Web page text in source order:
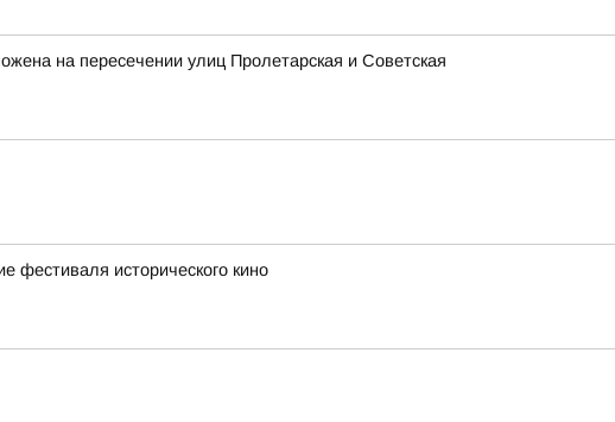
на пересечении улиц Пролетарская и Советская
фестиваля исторического кино